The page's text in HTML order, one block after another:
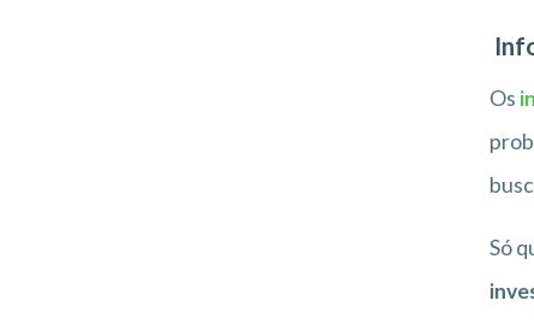
Os
Só